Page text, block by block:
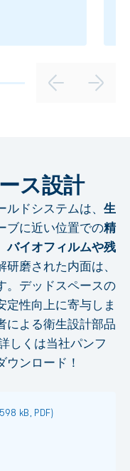
ス設計
ドシステムは、 生
ブに近い位置での精
バイオフィルムや残
磨された内面は、
。デッドスペースの
定性向上に寄与しま
による衛生設計部品
しくは当社パンフ
ンロード！
598 kB, PDF)